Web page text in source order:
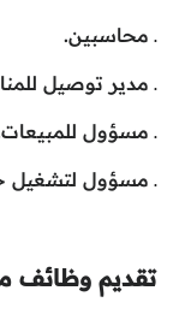
ـ محاسبين.
ـ مدير توصيل
ـ مسؤول
ـ مسؤول لتشغيل
تقديم وظائف